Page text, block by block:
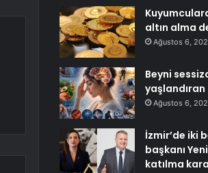
altın alma
Ağustos 6,
Beyni
Ağustos 6,
İzmir’de iki
başkanı
katılma